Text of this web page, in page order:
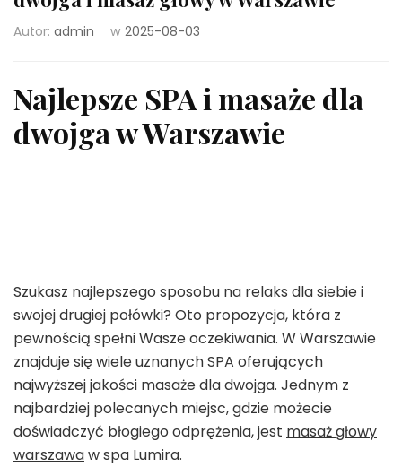
Autor: admin w 2025-08-03
Najlepsze SPA i masaże dla
dwojga w Warszawie
Szukasz najlepszego sposobu na relaks dla siebie i
swojej drugiej połówki? Oto propozycja, która z
pewnością spełni Wasze oczekiwania. W Warszawie
znajduje się wiele uznanych SPA oferujących
najwyższej jakości masaże dla dwojga. Jednym z
najbardziej polecanych miejsc, gdzie możecie
doświadczyć błogiego odprężenia, jest masaż głowy
warszawaw spa Lumira.